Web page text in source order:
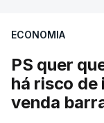
Não há prazos
avaliação à
Do início da
título pessoal,
ECONOMIA
PS quer
há risco de
venda